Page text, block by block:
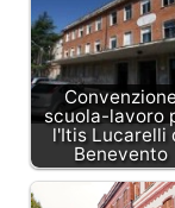
Convenzione
scuola-lavoro
l'Itis Lucarelli
Benevento